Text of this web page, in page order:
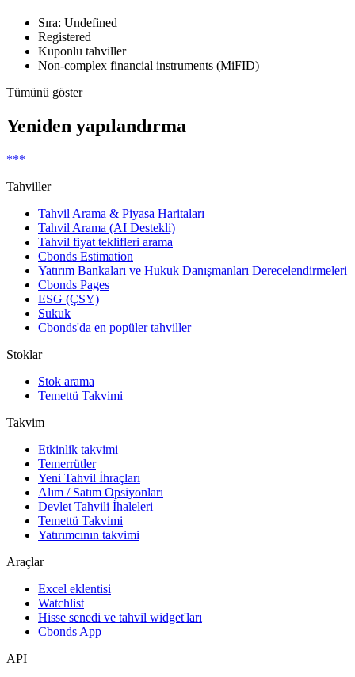
Sıra: Undefined
Registered
Kuponlu tahviller
Non-complex financial instruments (MiFID)
Tümünü göster
Yeniden yapılandırma
***
Tahviller
Tahvil Arama & Piyasa Haritaları
Tahvil Arama (AI Destekli)
Tahvil fiyat teklifleri arama
Cbonds Estimation
Yatırım Bankaları ve Hukuk Danışmanları Derecelendirmeleri
Cbonds Pages
ESG (ÇSY)
Sukuk
Cbonds'da en popüler tahviller
Stoklar
Stok arama
Temettü Takvimi
Takvim
Etkinlik takvimi
Temerrütler
Yeni Tahvil İhraçları
Alım / Satım Opsiyonları
Devlet Tahvili İhaleleri
Temettü Takvimi
Yatırımcının takvimi
Araçlar
Excel eklentisi
Watchlist
Hisse senedi ve tahvil widget'ları
Cbonds App
API